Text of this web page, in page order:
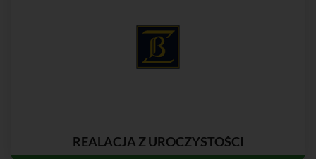
REALACJA Z UROCZYSTOŚCI